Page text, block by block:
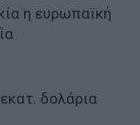
η ευρωπαϊκή
δολάρια